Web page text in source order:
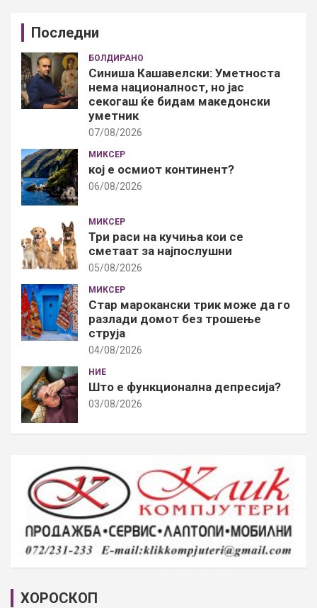
Последни
БОЛДИРАНО
Синиша Кашавелски: Уметноста
нема националност, но јас
секогаш ќе бидам македонски
уметник
07/08/2026
МИКСЕР
кој е осмиот континент?
06/08/2026
МИКСЕР
Три раси на кучиња кои се
сметаат за најпослушни
05/08/2026
МИКСЕР
Стар марокански трик може да го
разлади домот без трошење
струја
04/08/2026
НИЕ
Што е функционална депресија?
03/08/2026
ХОРОСКОП